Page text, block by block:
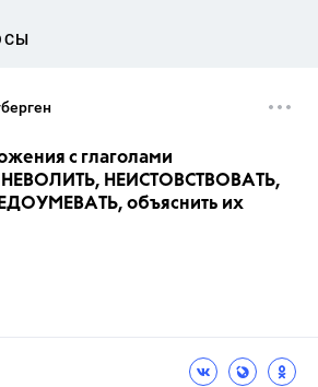
с глаголами
НЕИСТОВСТВОВАТЬ,
объяснить их